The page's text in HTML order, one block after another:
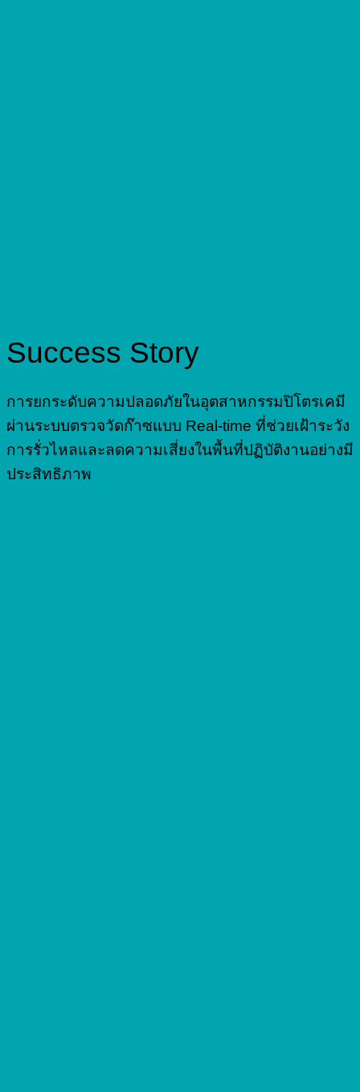
Success Story
การยกระดับความปลอดภัยในอุตสาหกรรมปิโตรเคมี
ผ่านระบบตรวจวัดก๊าซแบบ Real-time ที่ช่วยเฝ้าระวัง
การรั่วไหลและลดความเสี่ยงในพื้นที่ปฏิบัติงานอย่างมี
ประสิทธิภาพ